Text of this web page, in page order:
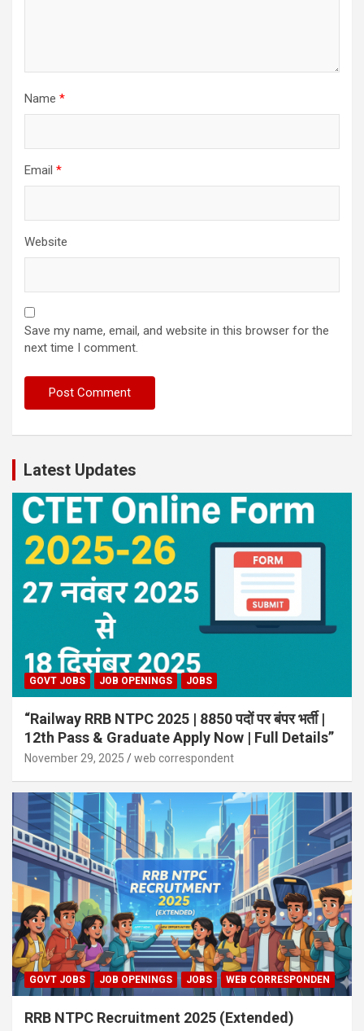
Name *
Email *
Website
Save my name, email, and website in this browser for the
next time I comment.
Latest Updates
GOVT JOBS JOB OPENINGS JOBS
“Railway RRB NTPC 2025 | 8850 पदों पर बंपर भर्ती |
12th Pass & Graduate Apply Now | Full Details”
November 29, 2025 web correspondent
GOVT JOBS JOB OPENINGS JOBS WEB CORRESPONDEN
RRB NTPC Recruitment 2025 (Extended)